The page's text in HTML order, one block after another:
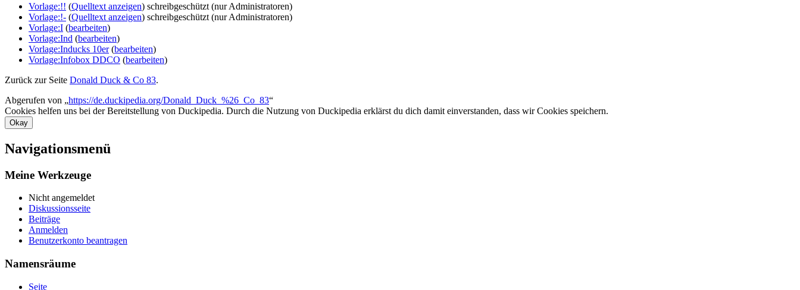
Vorlage:!! (Quelltext anzeigen) schreibgeschützt (nur Administratoren)
Vorlage:!- (Quelltext anzeigen) schreibgeschützt (nur Administratoren)
Vorlage:I (bearbeiten)
Vorlage:Ind (bearbeiten)
Vorlage:Inducks 10er(bearbeiten)
Vorlage:Infobox DDCO (bearbeiten)
Zurück zur Seite Donald Duck & Co 83.
Abgerufen von „https://de.duckipedia.org/Donald_Duck_%26_Co_83“
Cookies helfen uns bei der Bereitstellung von Duckipedia. Durch die Nutzung von Duckipedia erklärst du dich damit einverstanden, dass wir Cookies speichern.
Okay
Navigationsmenü
Meine Werkzeuge
Nicht angemeldet
Diskussionsseite
Beiträge
Anmelden
Benutzerkonto beantragen
Namensräume
Seite